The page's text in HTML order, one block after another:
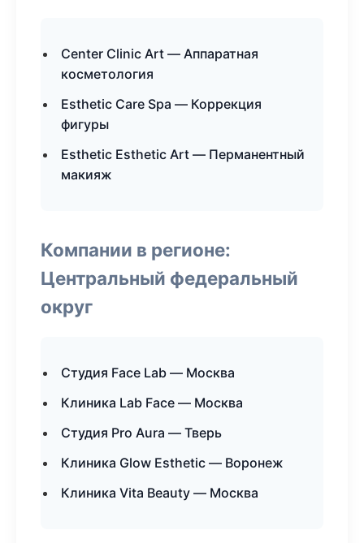
Center Clinic Art — Аппаратная
косметология
Esthetic Care Spa — Коррекция
фигуры
Esthetic Esthetic Art — Перманентный
макияж
Компании в регионе:
Центральный федеральный
округ
Студия Face Lab — Москва
Клиника Lab Face — Москва
Студия Pro Aura — Тверь
Клиника Glow Esthetic — Воронеж
Клиника Vita Beauty — Москва